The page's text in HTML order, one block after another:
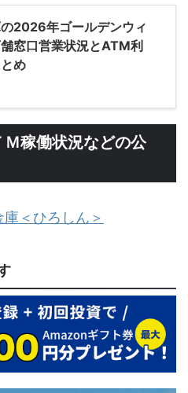
2026年ゴールデンウィ
窓口営業状況とATM利
め
稼働状況などの公
＜ひろしん＞